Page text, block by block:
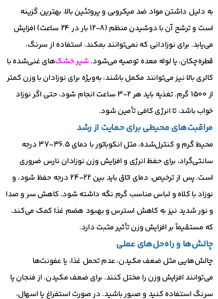
به دلیل داشتن مواد ضد میکروبی و پروتئین بالا، بهترین گزینه
است و ترشح آن با دوشیدن منظم (8-12 بار در 24 ساعت) افزایش
می‌یابد. برای نوزادانی که نمی‌توانند بمکند، استفاده از سرنگ،
قطره‌چکان، یا لوله معده توصیه می‌شود. شیر خشک‌های غنی‌شده با
کالری بالا نیز می‌توانند مکمل باشند، به‌ویژه برای نوزادان با وزن کمتر
از 1500 گرم. تغذیه باید هر 2-3 ساعت انجام شود، حتی اگر نوزاد
خواب باشد، تا انرژی کافی تأمین شود.
مراقبت‌های محیطی برای حمایت از رشد
محیط گرم و کنترل‌شده، مثل انکوباتور با دمای 36.5-37 درجه
سانتی‌گراد، برای حفظ انرژی و افزایش وزن نوزادان نارس ضروری
است. پس از ترخیص، دمای اتاق باید بین 22-24 درجه حفظ شود، و
نوزاد با کلاه و لباس مناسب گرم نگه داشته شود. کاهش سر و صدا
و نور شدید نیز به کاهش استرس و بهبود هضم غذا کمک می‌کند،
که مستقیماً بر افزایش وزن تأثیر مثبت دارد.
چالش‌ها و راه‌حل‌های عملی
چالش‌هایی مثل ضعف مکیدن، عدم تحمل غذا، یا عفونت‌ها
می‌توانند افزایش وزن را مختل کنند. برای ضعف مکیدن، از فنجان یا
سرنگ استفاده کنید و صبور باشید. در صورت استفراغ یا اسهال،